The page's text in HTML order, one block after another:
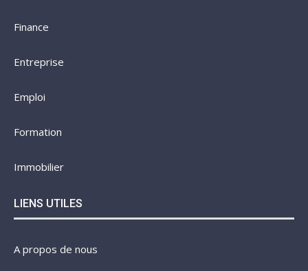
Finance
Entreprise
Emploi
Formation
Immobilier
LIENS UTILES
A propos de nous